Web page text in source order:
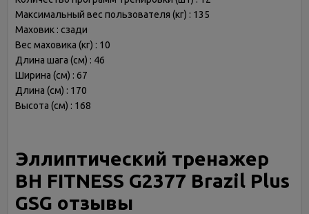
Максимальный вес пользователя (кг) : 135
Маховик : сзади
Вес маховика (кг) : 10
Длина шага (см) : 46
Ширина (см) : 67
Длина (см) : 170
Высота (см) : 168
Эллиптический тренажер
BH FITNESS G2377 Brazil Plus
GSG отзывы